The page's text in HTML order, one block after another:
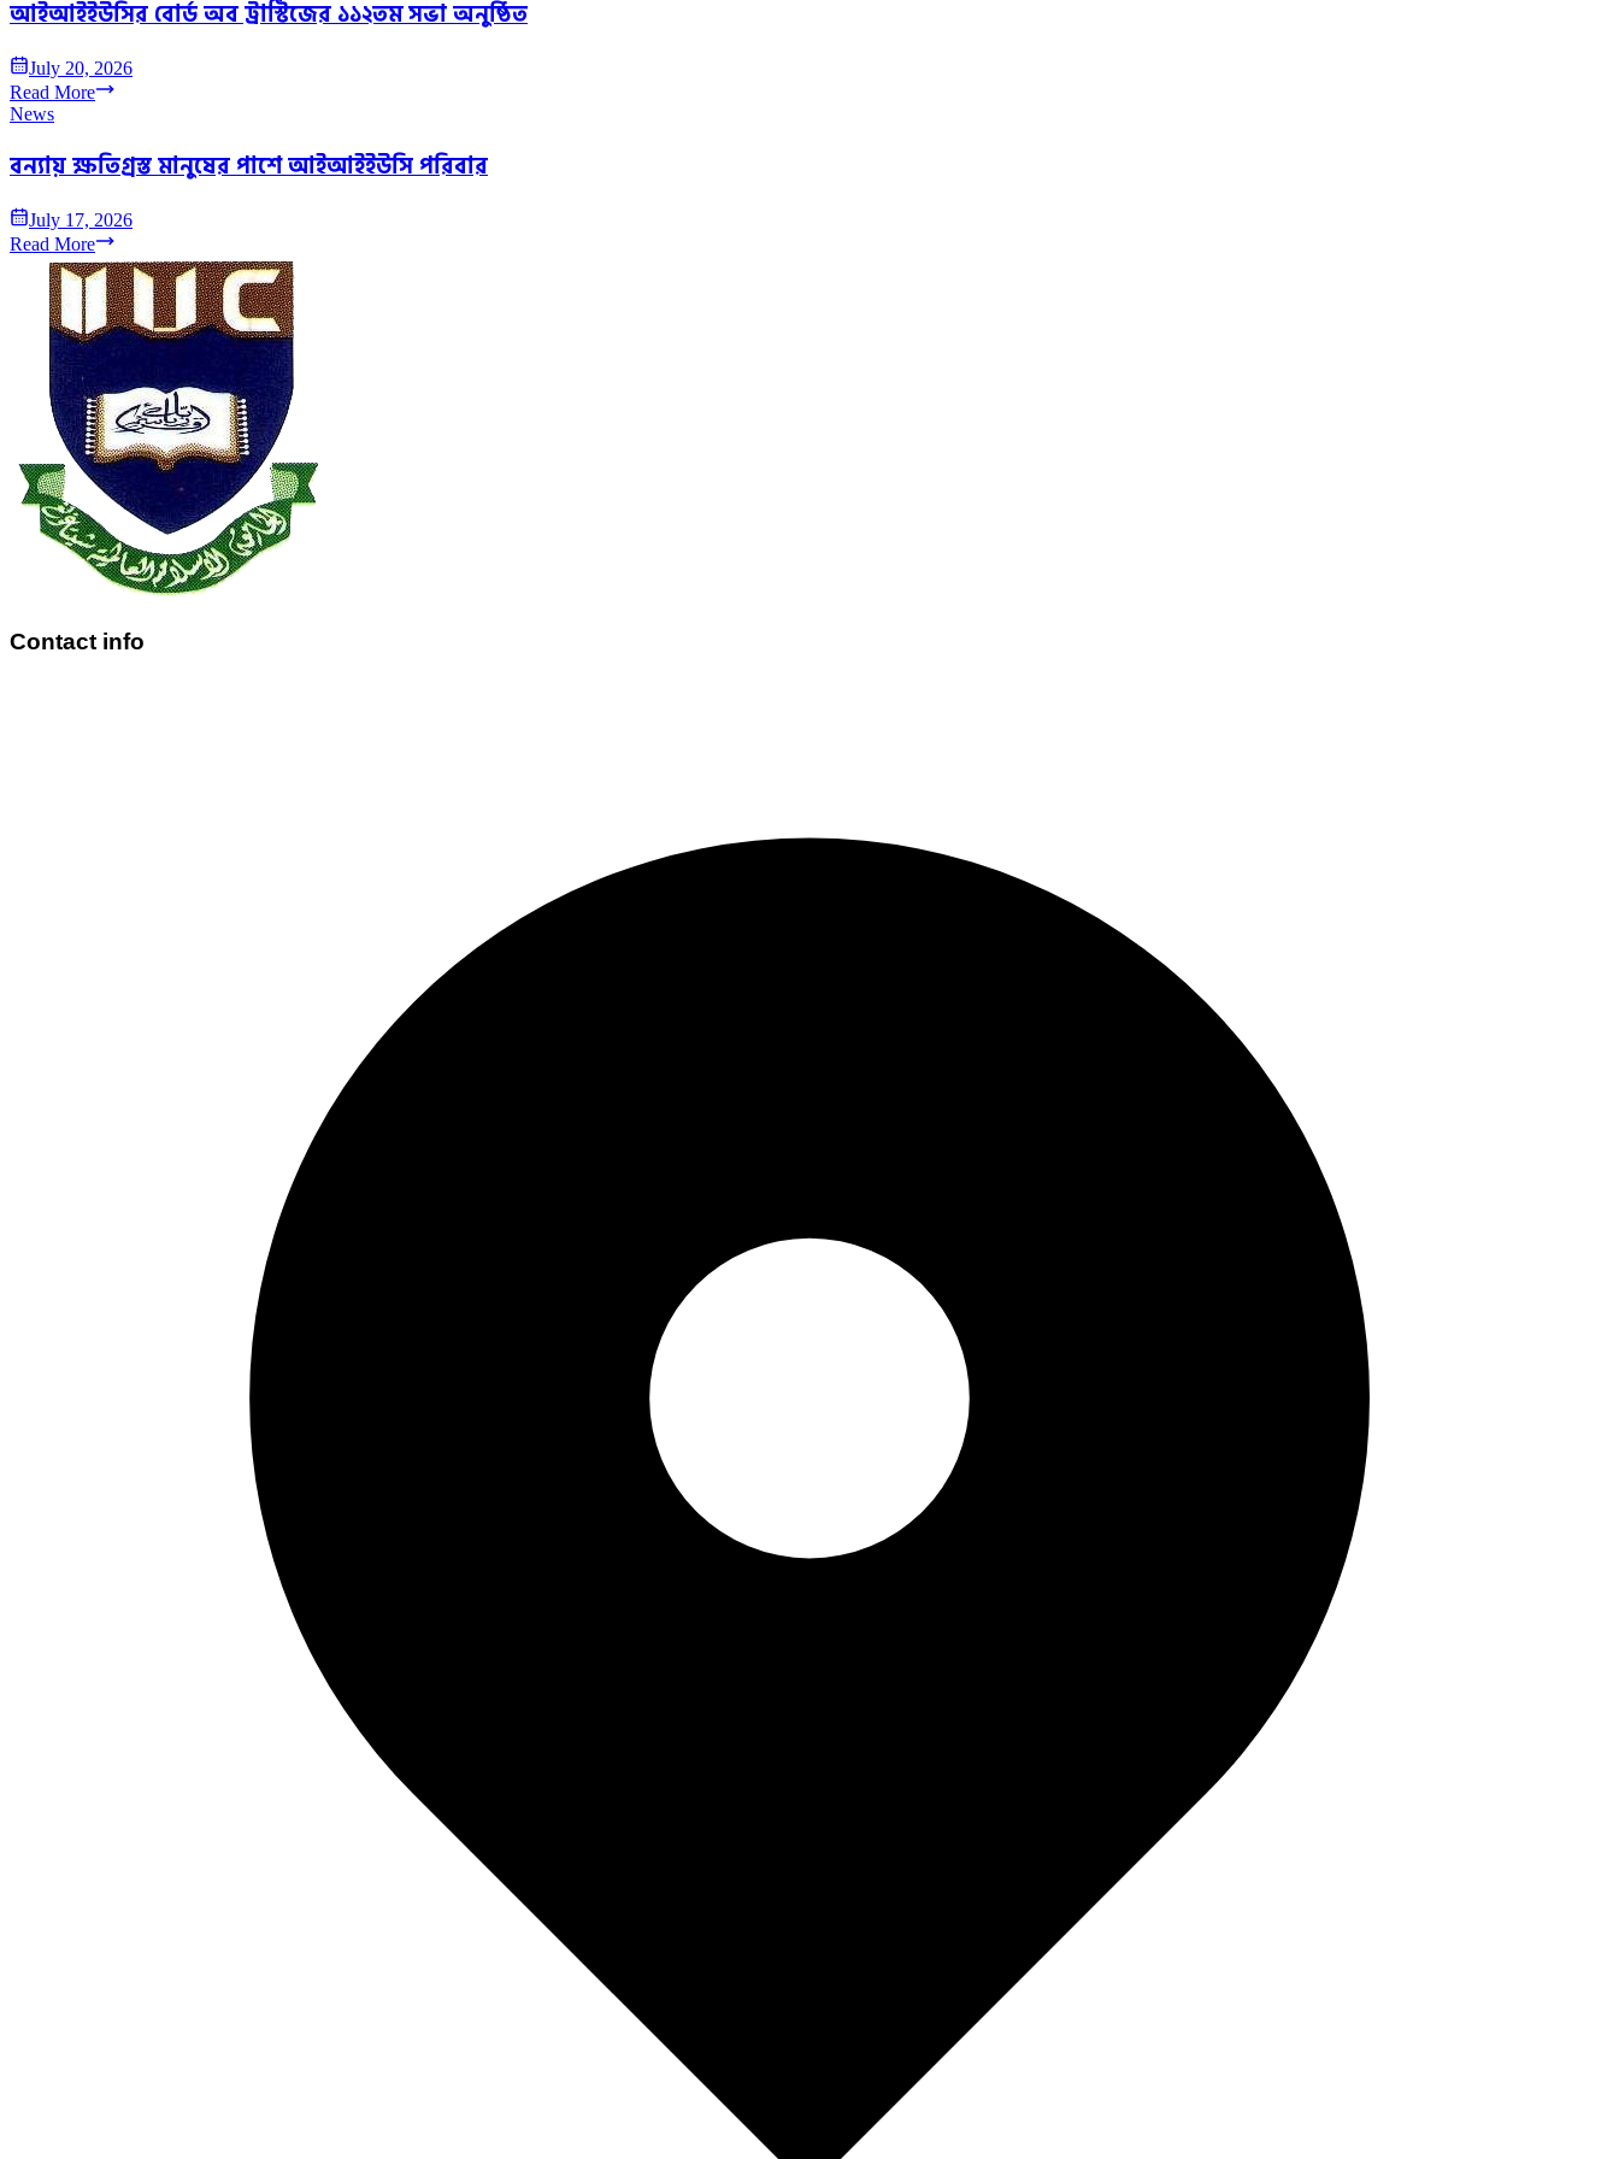
আইআইইউসির বোর্ড অব ট্রাস্টিজের ১১২তম সভা অনুষ্ঠিত
July 20, 2026
Read More
News
বন্যায় ক্ষতিগ্রস্ত মানুষের পাশে আইআইইউসি পরিবার
July 17, 2026
Read More
Contact info